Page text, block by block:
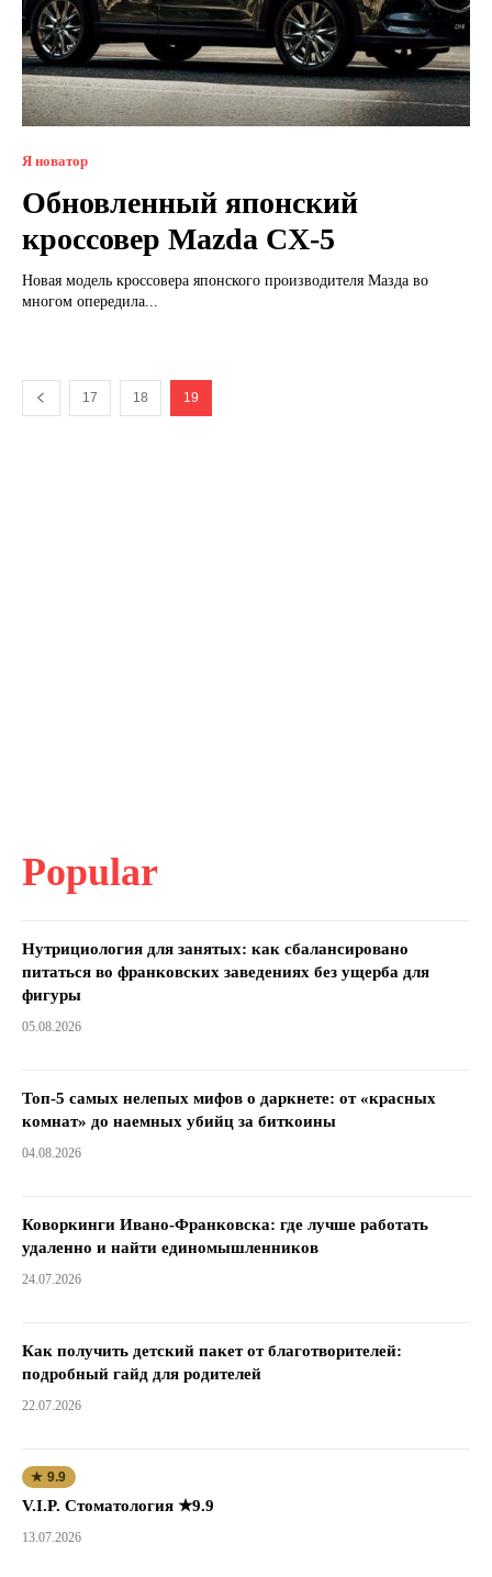
Я новатор
Обновленный японский
кроссовер Mazda CX-5
Новая модель кроссовера японского производителя Мазда во
многом опередила...
17 18 19
Popular
Нутрициология для занятых: как сбалансировано
питаться во франковских заведениях без ущерба для
фигуры
05.08.2026
Топ-5 самых нелепых мифов о даркнете: от «красных
комнат» до наемных убийц за биткоины
04.08.2026
Коворкинги Ивано-Франковска: где лучше работать
удаленно и найти единомышленников
24.07.2026
Как получить детский пакет от благотворителей:
подробный гайд для родителей
22.07.2026
★ 9.9
V.I.P. Стоматология ★9.9
13.07.2026